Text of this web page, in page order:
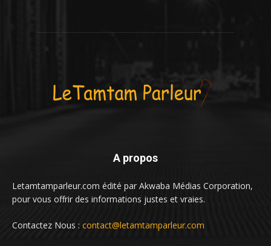
A propos
Letamtamparleur.com édité par Akwaba Médias Corporation,
pour vous offrir des informations justes et vraies.
Contactez Nous : contact@letamtamparleur.com